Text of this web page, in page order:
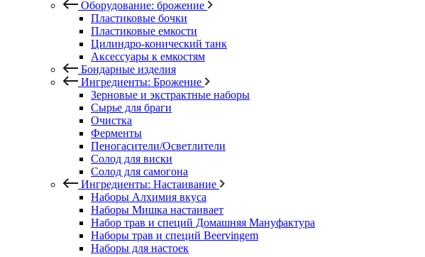
Оборудование: брожение
Пластиковые бочки
Пластиковые емкости
Цилиндро-конический танк
Аксессуары к емкостям
Бондарные изделия
Ингредиенты: Брожение
Зерновые и экстрактные наборы
Сырье для браги
Очистка
Ферменты
Пеногасители/Осветлители
Солод для виски
Солод для самогона
Ингредиенты: Настаивание
Наборы Алхимия вкуса
Наборы Мишка настаивает
Набор трав и специй Домашняя Мануфактура
Наборы трав и специй Beervingem
Наборы для настоек